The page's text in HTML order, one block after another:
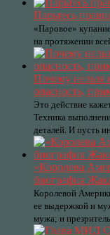
Парьтесь
«Паровое»
на протяжении
Почему нельзя
опасность,
Это действие
Техника
деталей. И пусть
«Королева
биография
Королевой
ее выдержкой и
мужа; и